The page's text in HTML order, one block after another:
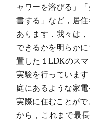
ャワーを浴びる」
書する」など，居
あります．我々は
できるかを明らか
置した１LDKのス
実験を行っていま
庭にあるような家
実際に住むことが
から，これまで最